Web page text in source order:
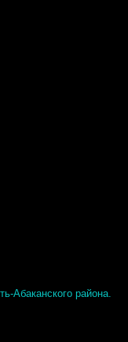
Абаканского района.